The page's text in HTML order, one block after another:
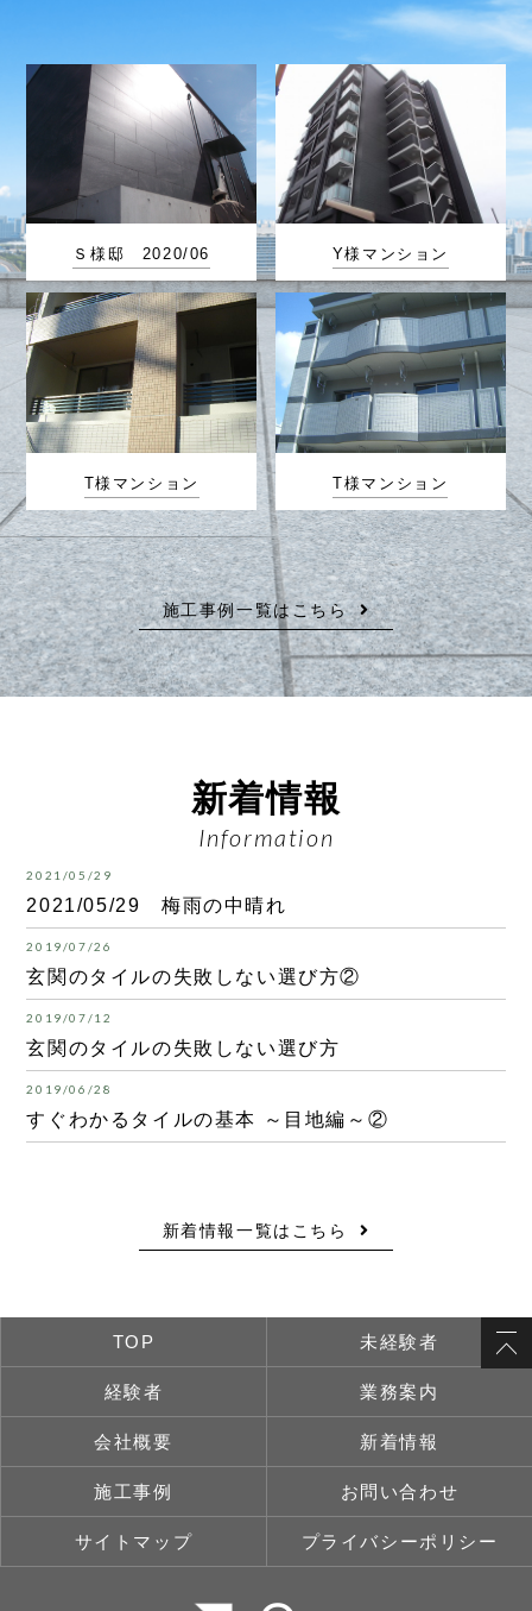
Ｓ様邸 2020/06 Y様マンション
T様マンション T様マンション
施工事例一覧はこちら
新着情報
Information
2021/05/29
2021/05/29 梅雨の中晴れ
2019/07/26
玄関のタイルの失敗しない選び方②
2019/07/12
玄関のタイルの失敗しない選び方
2019/06/28
すぐわかるタイルの基本 ～目地編～②
新着情報一覧はこちら
TOP 未経験者
経験者 業務案内
会社概要 新着情報
施工事例 お問い合わせ
サイトマップ プライバシーポリシー